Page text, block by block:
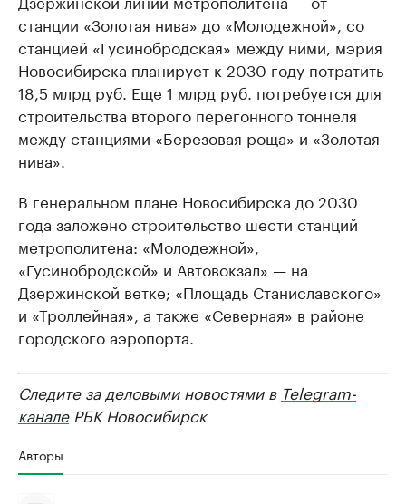
станции «Золотая нива» до «Молодежной», со
станцией «Гусинобродская» между ними, мэрия
Новосибирска планирует к 2030 году потратить
18,5 млрд руб. Еще 1 млрд руб. потребуется для
строительства второго перегонного тоннеля
между станциями «Березовая роща» и «Золотая
нива».
В генеральном плане Новосибирска до 2030
года заложено строительство шести станций
метрополитена: «Молодежной»,
«Гусинобродской» и Автовокзал» — на
Дзержинской ветке; «Площадь Станиславского»
и «Троллейная», а также «Северная» в районе
городского аэропорта.
Следите за деловыми новостями в Telegram-
каналеРБК Новосибирск
Авторы